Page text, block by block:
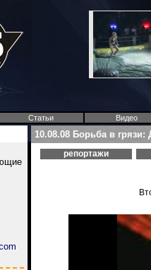
Статьи Видео
10.08.08 Борьба в
репортажи